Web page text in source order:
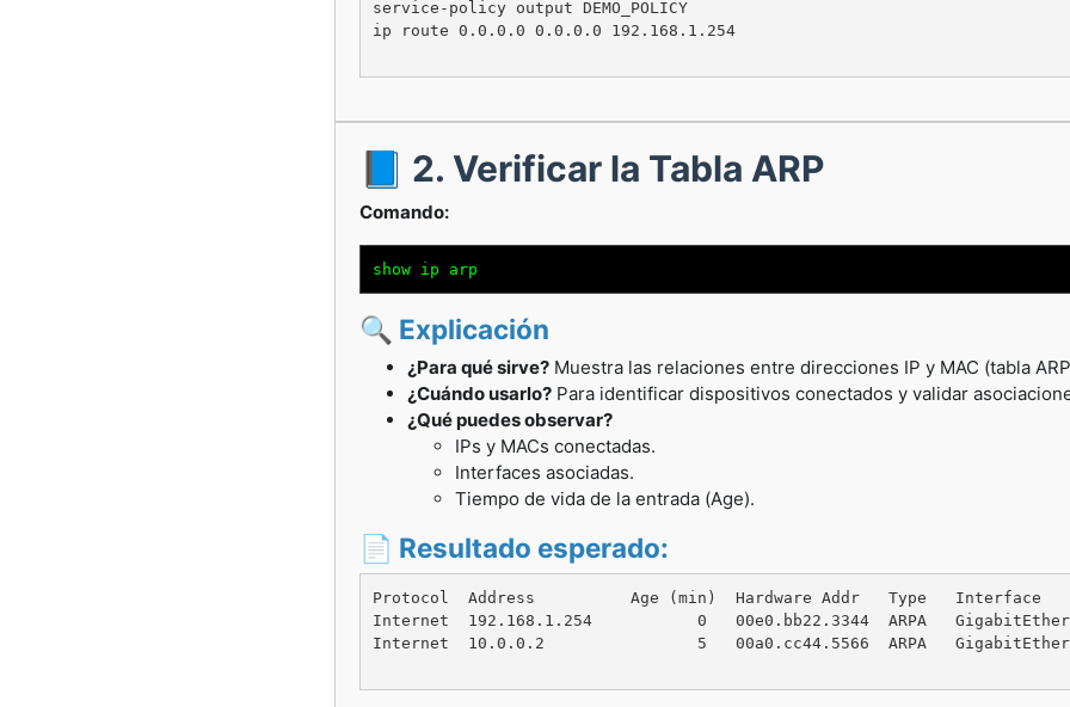
service-policy output DEMO_POLICY
ip route 0.0.0.0 0.0.0.0 192.168.1.254
📘 2. Verificar la Tabla ARP
Comando:
show ip arp
🔍 Explicación
¿Para qué sirve? Muestra las relaciones entre direcciones IP y MAC (tabla
¿Cuándo usarlo? Para identificar dispositivos conectados y validar
¿Qué puedes observar?
IPs y MACs conectadas.
Interfaces asociadas.
Tiempo de vida de la entrada (Age).
📄 Resultado esperado:
Protocol  Address          Age (min)  Hardware Addr   Type   Interface
Internet  192.168.1.254           0   00e0.bb22.3344  ARPA
Internet  10.0.0.2                5   00a0.cc44.5566  ARPA